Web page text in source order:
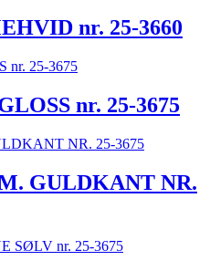
nr. 25-3660
nr. 25-3675
GULDKANT NR.